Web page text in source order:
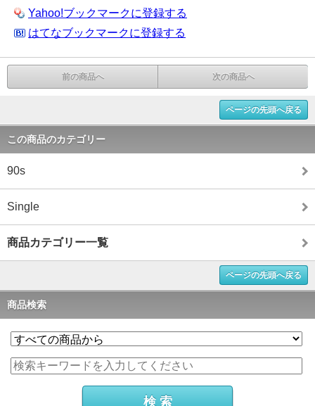
Yahoo!ブックマークに登録する
はてなブックマークに登録する
前の商品へ 次の商品へ
ページの先頭へ戻る
この商品のカテゴリー
90s
Single
商品カテゴリー一覧
ページの先頭へ戻る
商品検索